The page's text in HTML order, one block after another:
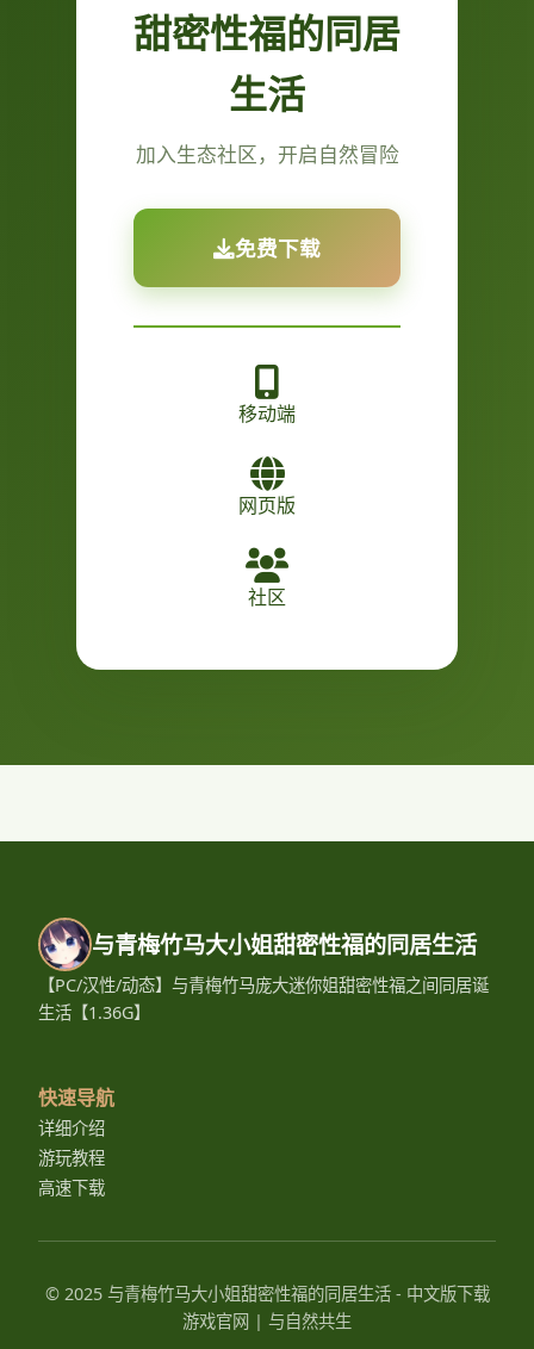
甜密性福的同居
生活
加入生态社区，开启自然冒险
免费下载
移动端
网页版
社区
与青梅竹马大小姐甜密性福的同居生活
【PC/汉性/动态】与青梅竹马庞大迷你姐甜密性福之间同居诞
生活【1.36G】
快速导航
详细介绍
游玩教程
高速下载
© 2025 与青梅竹马大小姐甜密性福的同居生活 - 中文版下载
游戏官网 | 与自然共生